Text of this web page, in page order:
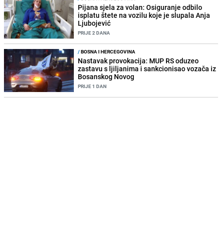
Pijana sjela za volan: Osiguranje odbilo
isplatu štete na vozilu koje je slupala Anja
Ljubojević
PRIJE 2 DANA
/BOSNA I HERCEGOVINA
Nastavak provokacija: MUP RS oduzeo
zastavu s ljiljanima i sankcionisao vozača iz
Bosanskog Novog
PRIJE 1 DAN